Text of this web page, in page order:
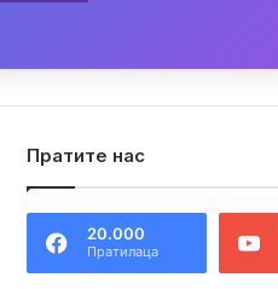
Пратите нас
20.000
Пратилаца